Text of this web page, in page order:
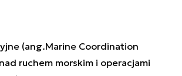
(ang.Marine Coordination
ruchem morskim i operacjami